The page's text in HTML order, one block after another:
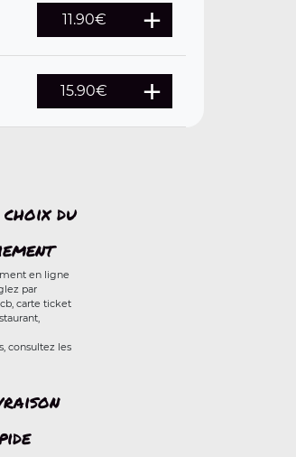
11.90€
15.90€
du
en ligne
par
carte ticket
consultez les